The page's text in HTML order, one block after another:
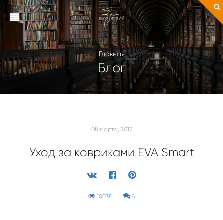
Главная
Блог
08 марта, 2017
Уход за ковриками EVA Smart
10038 6